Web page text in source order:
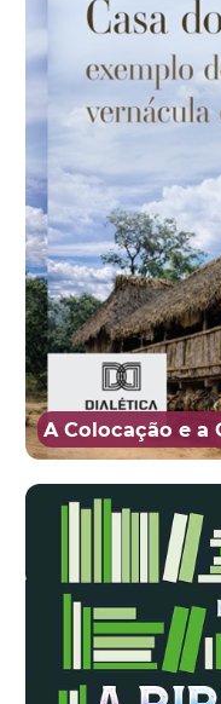
A Colocação e a